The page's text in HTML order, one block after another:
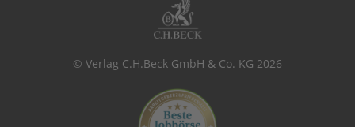
© Verlag C.H.Beck GmbH & Co. KG 2026